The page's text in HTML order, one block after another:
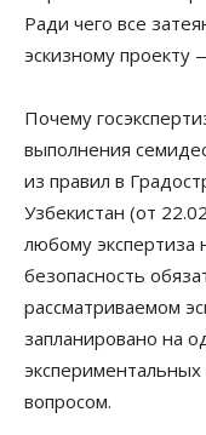
Ради чего все
эскизному проекту
Почему
выполнения
из правил в
Узбекистан (от
любому экспертиза
безопасность
рассматриваемом
запланировано на
вопросом.